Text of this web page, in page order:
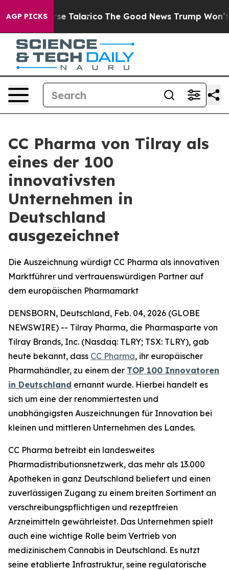
AGP PICKSTalarico The Good News Trump Won’t
CC Pharma von Tilray als
eines der 100
innovativsten
Unternehmen in
Deutschland
ausgezeichnet
Die Auszeichnung würdigt CC Pharma als innovativen
Marktführer und vertrauenswürdigen Partner auf
dem europäischen Pharmamarkt
DENSBORN, Deutschland, Feb. 04, 2026 (GLOBE
NEWSWIRE) -- Tilray Pharma, die Pharmasparte von
Tilray Brands, Inc. (Nasdaq: TLRY; TSX: TLRY), gab
heute bekannt, dass CC Pharma, ihr europäischer
Pharmahändler, zu einem der TOP 100 Innovatoren
in Deutschland ernannt wurde. Hierbei handelt es
sich um eine der renommiertesten und
unabhängigsten Auszeichnungen für Innovation bei
kleinen und mittleren Unternehmen des Landes.
CC Pharma betreibt ein landesweites
Pharmadistributionsnetzwerk, das mehr als 13.000
Apotheken in ganz Deutschland beliefert und einen
zuverlässigen Zugang zu einem breiten Sortiment an
verschreibungspflichtigen und rezeptfreien
Arzneimitteln gewährleistet. Das Unternehmen spielt
auch eine wichtige Rolle beim Vertrieb von
medizinischem Cannabis in Deutschland. Es nutzt
seine etablierte Infrastruktur, seine regulatorische